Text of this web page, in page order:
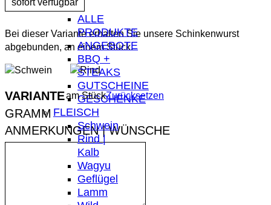
ALLE
PRODUKTE
ANGEBOTE
BBQ +
STEAKS
GUTSCHEINE
GESCHENKE
FLEISCH
Schwein
Rind |
Kalb
Wagyu
Geflügel
Lamm
Bei dieser Variante erhalten Sie unsere Schinkenwurst
abgebunden, an einem Stück.
VARIANTEam StückZurücksetzen
ANMERKUNGEN | WÜNSCHE